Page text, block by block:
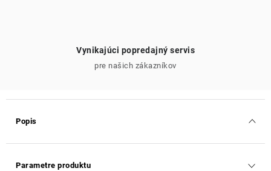
Vynikajúci popredajný servis
pre našich zákazníkov
Popis
Parametre produktu